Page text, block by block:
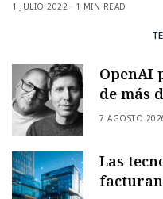
1 JULIO 2022
1 MIN READ
OpenAI
de más
7 AGOSTO
Las